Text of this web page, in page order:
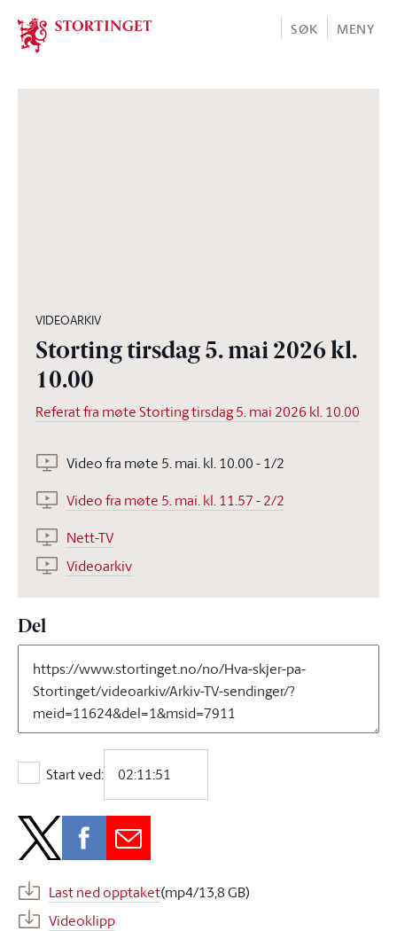
Stortinget.no
SØK MENY
VIDEOARKIV
Storting tirsdag 5. mai 2026 kl.
10.00
Referat fra møte Storting tirsdag 5. mai 2026 kl. 10.00
Video fra møte 5. mai. kl. 10.00 - 1/2
Video fra møte 5. mai. kl. 11.57 - 2/2
Nett-TV
Videoarkiv
Del
Start ved:
Start ved:
Last ned opptaket(mp4/13,8 GB)
Videoklipp